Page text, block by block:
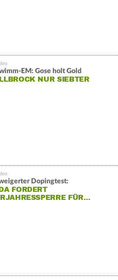
EM: Gose holt Gold
NUR SIEBTER
Dopingtest:
FORDERT
FÜR…